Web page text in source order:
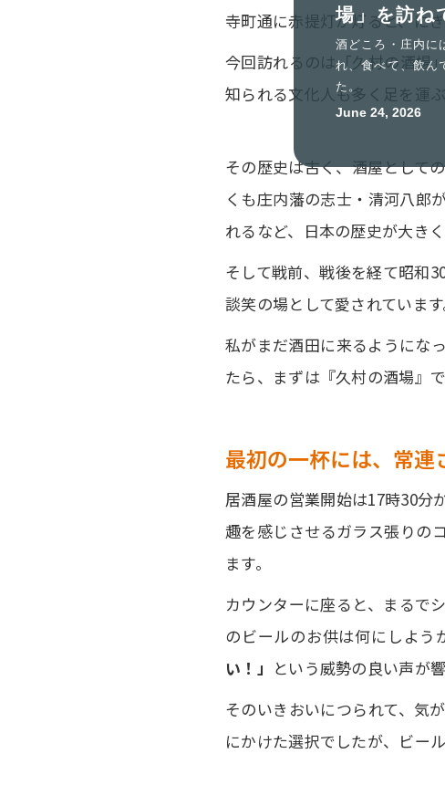
場」を訪ね
酒どころ・庄内に
れ、食べて、飲ん
た。
June 24, 2026
寺町通に赤提灯が灯ると、に
今回訪れるのは「久村の酒場
知られる文化人も多く足を運
その歴史は古く、酒屋として
くも庄内藩の志士・清河八郎
れるなど、日本の歴史が大き
そして戦前、戦後を経て昭和
談笑の場として愛されています
私がまだ酒田に来るようにな
たら、まずは『久村の酒場』
最初の一杯には、常連
居酒屋の営業開始は17時30分
趣を感じさせるガラス張りの
ます。
カウンターに座ると、まるで
のビールのお供は何にしよう
い！」 という威勢の良い声が響
そのいきおいにつられて、気
にかけた選択でしたが、ビー